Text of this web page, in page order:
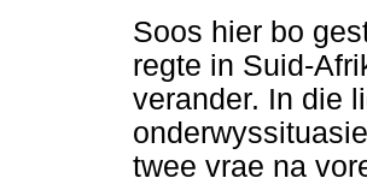
Soos hier bo
regte in Suid-
verander. In die
twee vrae na